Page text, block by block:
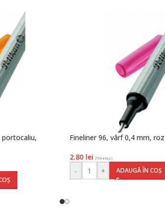
portocaliu,
Fineliner 96, vârf 0,4 mm,
2.80 lei (TVA inclus)
- + ADAUGĂ ÎN COȘ